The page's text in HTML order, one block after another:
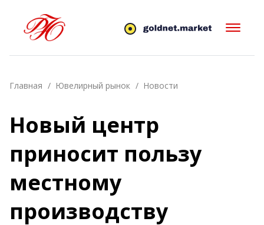
Главная Ювелирный рынок Новости
Новый центр
приносит пользу
местному
производству